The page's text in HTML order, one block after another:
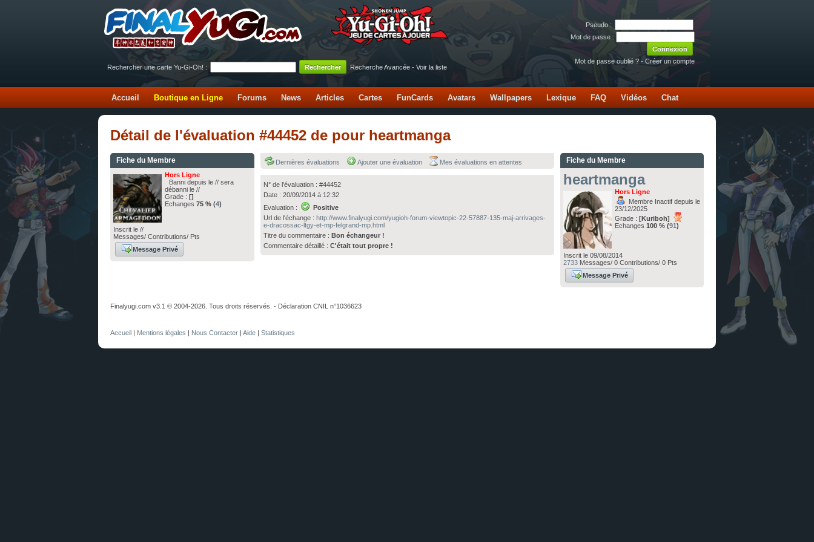
Pseudo :
Mot de passe :
Mot de passe oublié ? - Créer un compte
Rechercher une carte Yu-Gi-Oh! :
Recherche Avancée - Voir la liste
Accueil Boutique en Ligne Forums News Articles Cartes FunCards Avatars Wallpapers Lexique FAQ Vidéos Chat
Détail de l'évaluation #44452 de pour heartmanga
Fiche du Membre
Hors Ligne
Banni depuis le // sera
débanni le //
Grade : []
Echanges 75 % (4)
Inscrit le //
Messages/ Contributions/ Pts
Message Privé
Dernières évaluations Ajouter une évaluation Mes évaluations en attentes
N° de l'évaluation : #44452
Date : 20/09/2014 à 12:32
Evaluation :
Positive
Url de l'échange : http://www.finalyugi.com/yugioh-forum-viewtopic-22-57887-135-maj-arrivages-
e-dracossac-ltgy-et-mp-felgrand-mp.html
Titre du commentaire : Bon échangeur !
Commentaire détaillé : C'était tout propre !
Fiche du Membre
heartmanga
Hors Ligne
Membre Inactif depuis le
23/12/2025
Grade : [Kuriboh]
Echanges 100 % (91)
Inscrit le 09/08/2014
2733Messages/ 0 Contributions/ 0 Pts
Message Privé
Finalyugi.com v3.1 © 2004-2026. Tous droits réservés. - Déclaration CNIL n°1036623
Accueil | Mentions légales | Nous Contacter | Aide | Statistiques